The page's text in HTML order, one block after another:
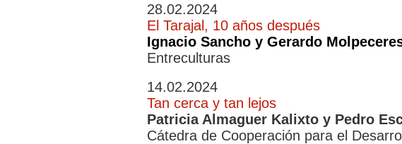
28.02.2024
El Tarajal, 10 años después
Ignacio Sancho y Gerardo
Entreculturas
14.02.2024
Tan cerca y tan lejos
Patricia Almaguer Kalixto y Pedro
Cátedra de Cooperación para el